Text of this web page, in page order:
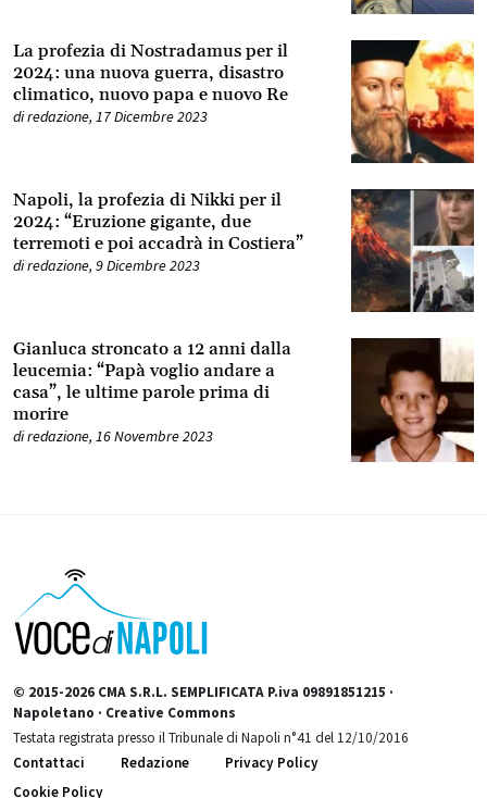
La profezia di Nostradamus per il
2024: una nuova guerra, disastro
climatico, nuovo papa e nuovo Re
diredazione, 17 Dicembre 2023
Napoli, la profezia di Nikki per il
2024: “Eruzione gigante, due
terremoti e poi accadrà in Costiera”
diredazione, 9 Dicembre 2023
Gianluca stroncato a 12 anni dalla
leucemia: “Papà voglio andare a
casa”, le ultime parole prima di
morire
diredazione, 16 Novembre 2023
© 2015-2026 CMA S.R.L. SEMPLIFICATA P.iva 09891851215 ·
Napoletano · Creative Commons
Testata registrata presso il Tribunale di Napoli n°41 del 12/10/2016
Contattaci
Redazione
Privacy Policy
Cookie Policy